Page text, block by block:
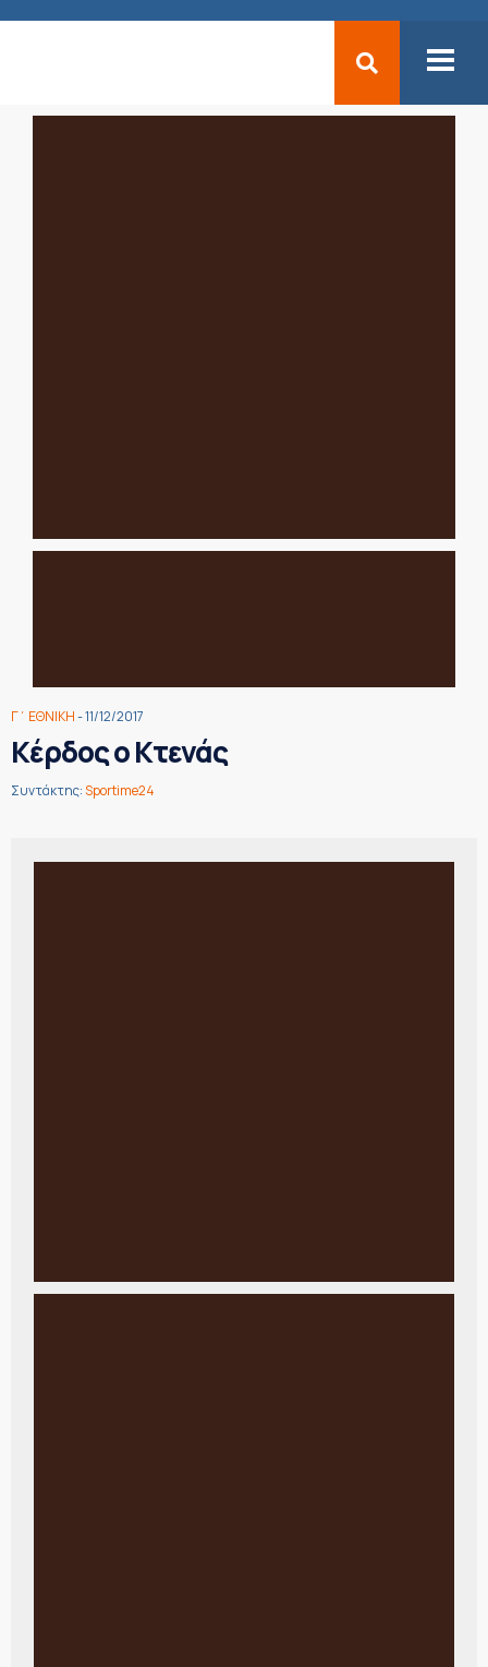
Γ΄ ΕΘΝΙΚΗ- 11/12/2017
Κέρδος ο Κτενάς
Συντάκτης:Sportime24